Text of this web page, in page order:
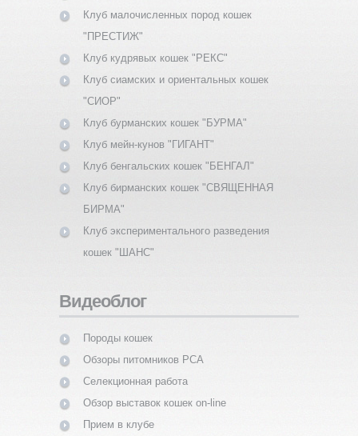
Клуб малочисленных пород кошек
"ПРЕСТИЖ"
Клуб кудрявых кошек "РЕКС"
Клуб сиамских и ориентальных кошек
"СИОР"
Клуб бурманских кошек "БУРМА"
Клуб мейн-кунов "ГИГАНТ"
Клуб бенгальских кошек "БЕНГАЛ"
Клуб бирманских кошек "СВЯЩЕННАЯ
БИРМА"
Клуб экспериментального разведения
кошек "ШАНС"
Видеоблог
Породы кошек
Обзоры питомников PCA
Селекционная работа
Обзор выставок кошек on-line
Прием в клубе